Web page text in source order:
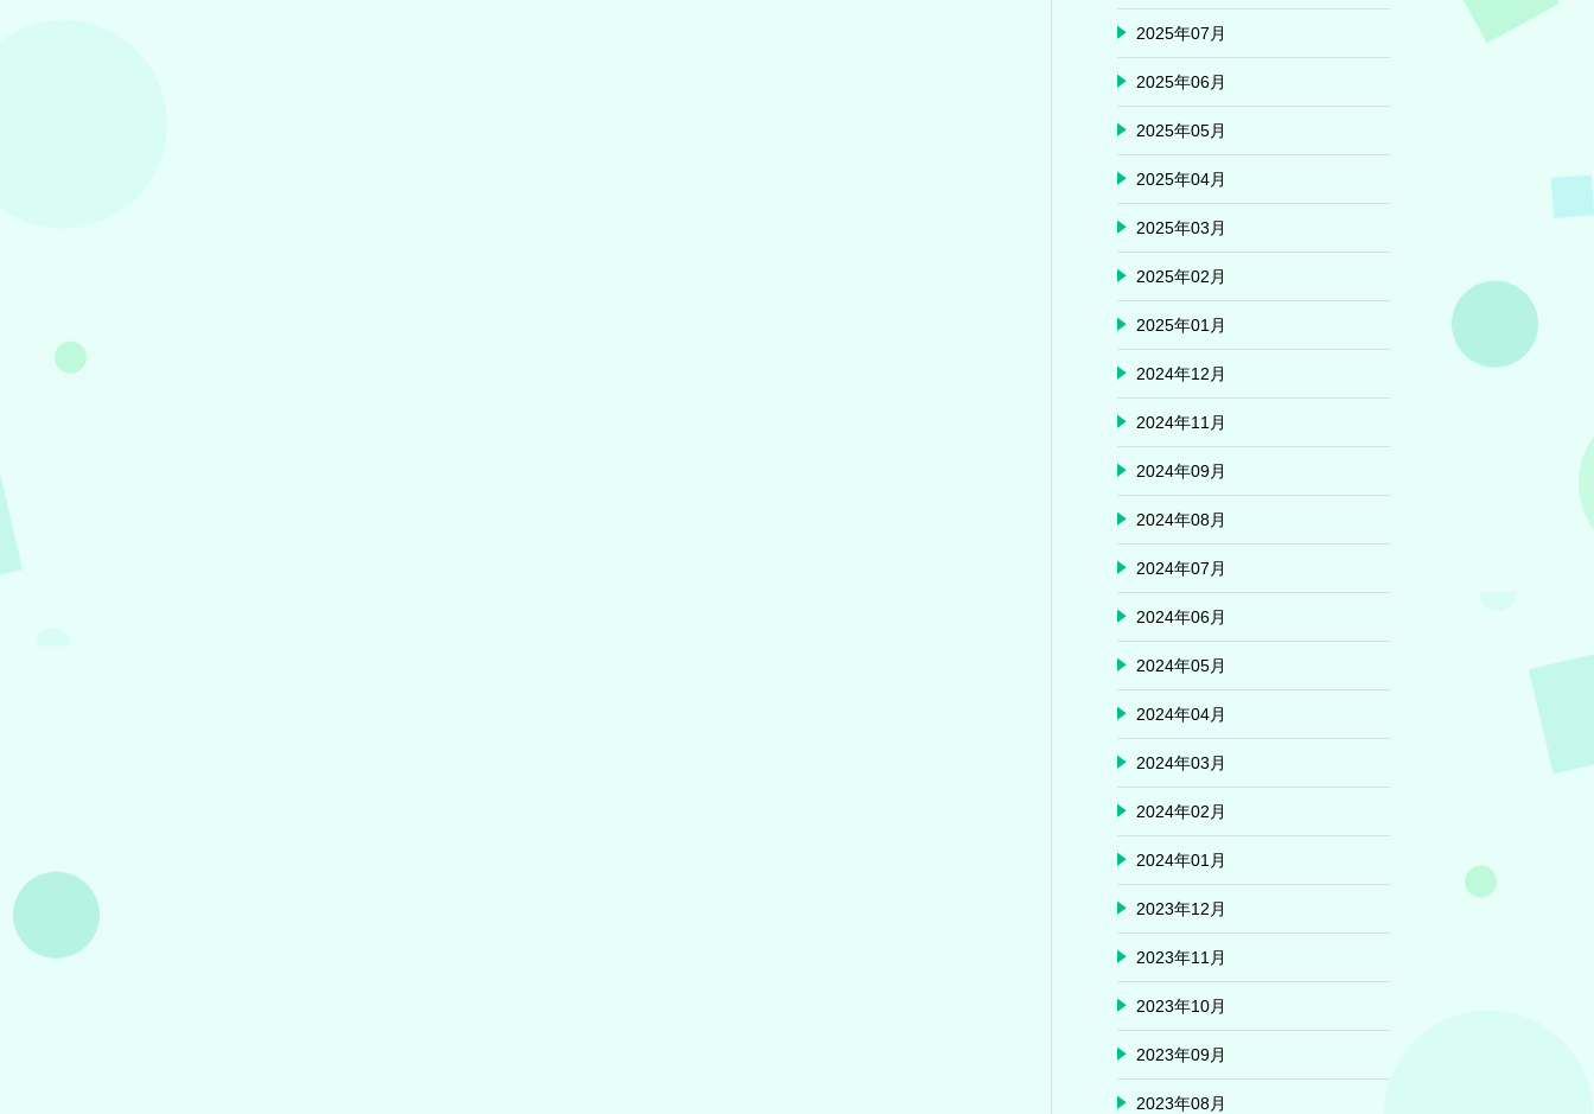
2025年07月
2025年06月
2025年05月
2025年04月
2025年03月
2025年02月
2025年01月
2024年12月
2024年11月
2024年09月
2024年08月
2024年07月
2024年06月
2024年05月
2024年04月
2024年03月
2024年02月
2024年01月
2023年12月
2023年11月
2023年10月
2023年09月
2023年08月